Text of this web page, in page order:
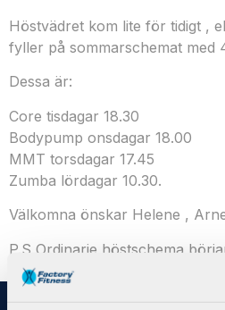
Höstvädret kom lite för tidigt ,
fyller på sommarschemat med
Dessa är:
Core tisdagar 18.30
Bodypump onsdagar 18.00
MMT torsdagar 17.45
Zumba lördagar 10.30.
Välkomna önskar Helene ,
P.S Ordinarie höstschema